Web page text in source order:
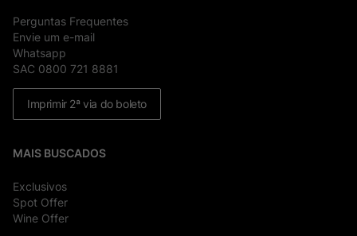
Perguntas Frequentes
Envie um e-mail
Whatsapp
SAC 0800 721 8881
Imprimir 2ª via do boleto
MAIS BUSCADOS
Exclusivos
Spot Offer
Wine Offer